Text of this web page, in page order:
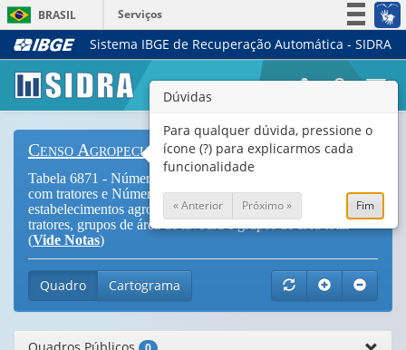
BRASIL
Serviços
Simplifique!
Legislação
Canais
Sistema IBGE de Recuperação Automática - SIDRA
Censo Agropecuário
Tabela 6871 - Número de estabelecimentos agropecuários
com tratores e Número de tratores existentes nos
estabelecimentos agropecuários, por tipologia, potência dos
tratores, grupos de área de lavoura e grupos de área total
(Vide Notas)
Quadro Cartograma
Dúvidas
Para qualquer dúvida, pressione o
ícone (?) para explicarmos cada
funcionalidade
« Anterior Próximo » Fim